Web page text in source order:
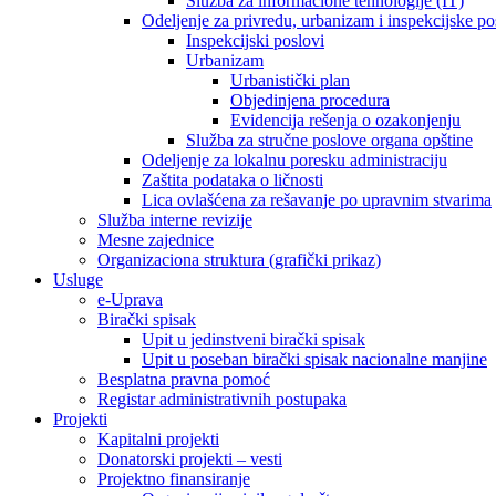
Odeljenje za privredu, urbanizam i inspekcijske
Inspekcijski poslovi
Urbanizam
Urbanistički plan
Objedinjena procedura
Evidencija rešenja o ozakonjenju
Služba za stručne poslove organa opštine
Odeljenje za lokalnu poresku administraciju
Zaštita podataka o ličnosti
Lica ovlašćena za rešavanje po upravnim stvarima
Služba interne revizije
Mesne zajednice
Organizaciona struktura (grafički prikaz)
Usluge
e-Uprava
Birački spisak
Upit u jedinstveni birački spisak
Upit u poseban birački spisak nacionalne manjine
Besplatna pravna pomoć
Registar administrativnih postupaka
Projekti
Kapitalni projekti
Donatorski projekti – vesti
Projektno finansiranje